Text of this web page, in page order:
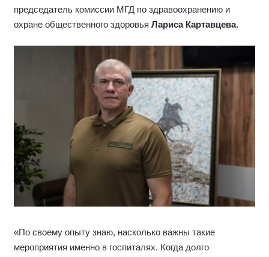
председатель комиссии МГД по здравоохранению и
охране общественного здоровья Лариса Картавцева.
«По своему опыту знаю, насколько важны такие
мероприятия именно в госпиталях. Когда долго